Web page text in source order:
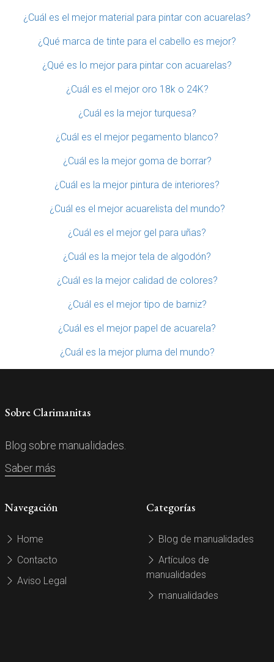
¿Cuál es el mejor material para pintar con acuarelas?
¿Qué marca de tinte para el cabello es mejor?
¿Qué es lo mejor para pintar con acuarelas?
¿Cuál es el mejor oro 18k o 24K?
¿Cuál es la mejor turquesa?
¿Cuál es el mejor pegamento blanco?
¿Cuál es la mejor goma de borrar?
¿Cuál es la mejor pintura de interiores?
¿Cuál es el mejor acuarelista del mundo?
¿Cuál es el mejor gel para uñas?
¿Cuál es la mejor tela de algodón?
¿Cuál es la mejor calidad de colores?
¿Cuál es el mejor tipo de barniz?
¿Cuál es el mejor papel de acuarela?
¿Cuál es la mejor pluma del mundo?
Sobre Clarimanitas
Blog sobre manualidades.
Saber más
Navegación
Home
Contacto
Aviso Legal
Categorías
Blog de manualidades
Artículos de
manualidades
manualidades